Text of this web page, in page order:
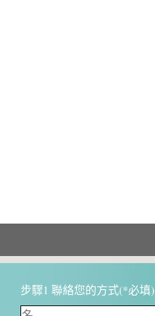
步驟1 聯絡您的方式(*必填)